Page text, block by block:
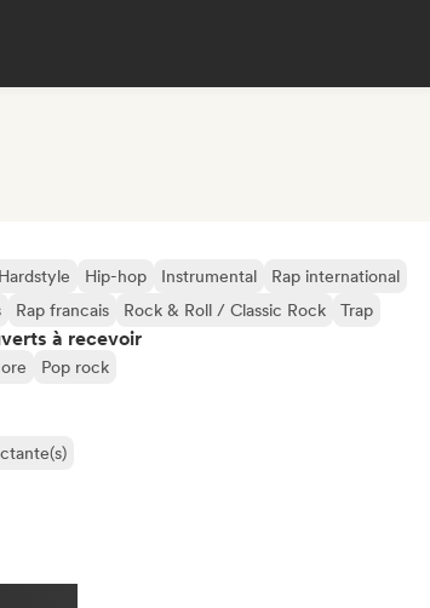
Hip-hop Instrumental
Rap international
Rap francais Rock & Roll / Classic Rock Trap
à recevoir
Pop rock